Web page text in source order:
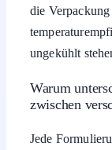
die
ungekühlt
Warum
zwischen
Jede